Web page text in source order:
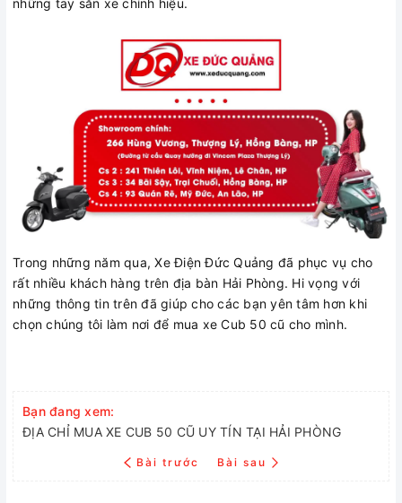
những tay săn xe chính hiệu.
Trong những năm qua, Xe Điện Đức Quảng đã phục vụ cho
rất nhiều khách hàng trên địa bàn Hải Phòng. Hi vọng với
những thông tin trên đã giúp cho các bạn yên tâm hơn khi
chọn chúng tôi làm nơi để mua xe Cub 50 cũ cho mình.
Bạn đang xem:
ĐỊA CHỈ MUA XE CUB 50 CŨ UY TÍN TẠI HẢI PHÒNG
Bài trước Bài sau